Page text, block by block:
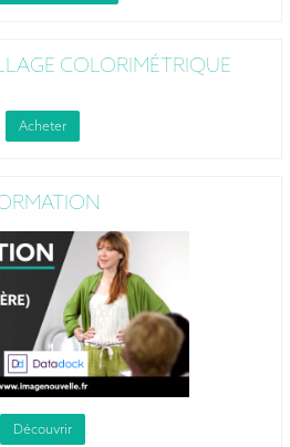
COLORIMÉTRIQUE
Acheter
Découvrir